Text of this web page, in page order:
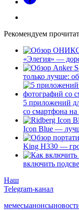
Рекомендуем
«Элегия» —
только лучше:
5 приложений
со смартфона
Icon Blue —
King H330 —
включить
Наш
Telegram-канал
мемесыанонсы